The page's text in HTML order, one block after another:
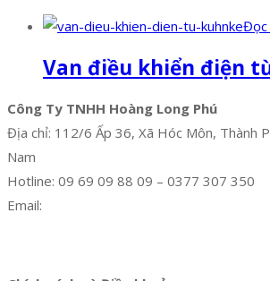
Đọc
Van điều khiển điện
Công Ty TNHH Hoàng Long Phú
Địa chỉ: 112/6 Ấp 36, Xã Hóc Môn, Thành
Nam
Hotline: 09 69 09 88 09 – 0377 307 350
Email: